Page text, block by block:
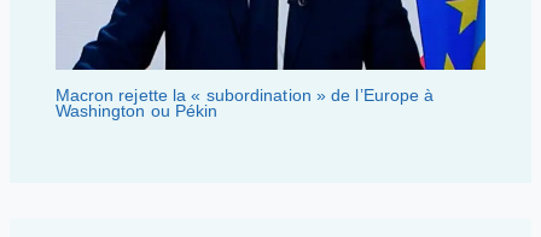
Macron rejette la « subordination » de l’Europe à
Washington ou Pékin